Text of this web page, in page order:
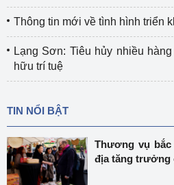
Thông tin mới về tình hình triển
Lạng Sơn: Tiêu hủy nhiều
hữu trí tuệ
TIN NỔI BẬT
Thương vụ
địa tăng trưởng